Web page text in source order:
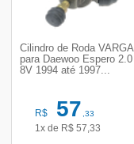
Cilindro de Roda VARGA
para Daewoo Espero 2.0
8V 1994 até 1997...
R$ 57,33
1x de R$ 57,33